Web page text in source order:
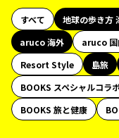
すべて 地球の歩き方
aruco 海外
aruco 国
Resort Style
島旅
BOOKS スペシャルコラ
BOOKS 旅と健康